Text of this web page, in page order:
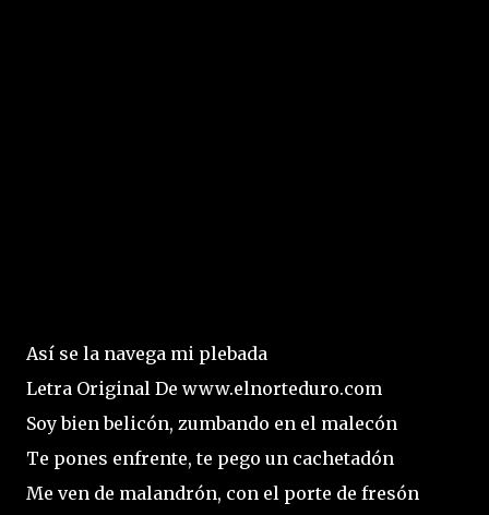
Así se la navega mi plebada
Letra Original De www.elnorteduro.com
Soy bien belicón, zumbando en el malecón
Te pones enfrente, te pego un cachetadón
Me ven de malandrón, con el porte de fresón